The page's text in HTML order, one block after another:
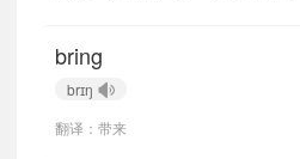
bring
brɪŋ
翻译：带来